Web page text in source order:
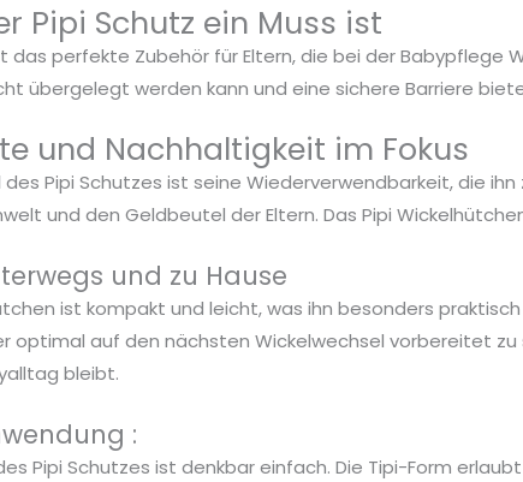
Pipi Schutz ein Muss ist
das perfekte Zubehör für Eltern, die bei der
übergelegt werden kann und eine sichere Barriere
und Nachhaltigkeit im Fokus
des Pipi Schutzes ist seine Wiederverwendbarkeit, die
und den Geldbeutel der Eltern. Das Pipi
und zu Hause
ist kompakt und leicht, was ihn besonders
optimal auf den nächsten Wickelwechsel vorbereitet
bleibt.
:
Pipi Schutzes ist denkbar einfach. Die Tipi-Form